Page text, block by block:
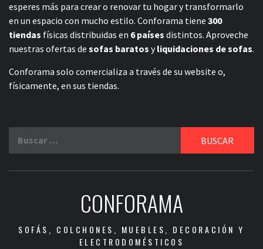
esperes más para crear o renovar tu hogar y transformarlo
en un espacio con mucho estilo. Conforama tiene 300
tiendas físicas distribuidas en 6 países distintos. Aproveche
nuestras ofertas de sofas baratos yliquidaciones de sofas.
Conforama solo comercializa a través de su website o,
físicamente, en sus tiendas.
CONFORAMA
SOFÁS, COLCHONES, MUEBLES, DECORACIÓN Y
ELECTRODOMÉSTICOS